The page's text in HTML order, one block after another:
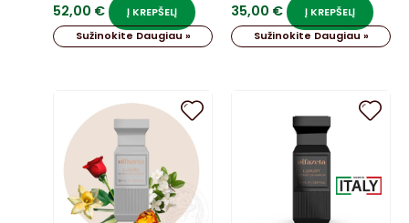
52,00 €
Į KREPŠELĮ
Sužinokite Daugiau »
35,00 €
Į KREPŠELĮ
Sužinokite Daugiau »